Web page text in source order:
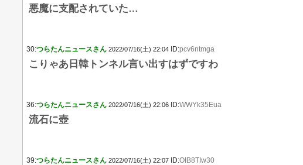
悪魔に支配されていた…
30:つらたんニュースさん 2022/07/16(土) 22:04 ID:pcv6ntmga
こりゃあ日韓トンネル言い出すはずですわ
36:つらたんニュースさん 2022/07/16(土) 22:06 ID:WWYk35Eua
流石に壺
39:つらたんニュースさん 2022/07/16(土) 22:07 ID:OIB8TIw30